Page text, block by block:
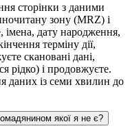
сторінки з даними
зону (MRZ) і
імена, дату народження,
терміну дії,
скановані дані,
рідко) і продовжуєте.
даних із семи хвилин до
якої я не є?